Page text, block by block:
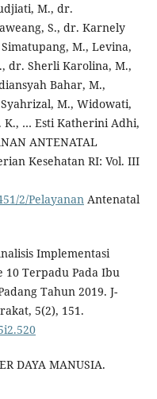
M., dr.
S., dr. Karnely
M., Levina,
dr. Sherli Karolina, M.,
Bahar, M.,
M., Widowati,
K., … Esti Katherini Adhi,
ANTENATAL
Kesehatan RI: Vol. III
2/PelayananAntenatal
Implementasi
10 Terpadu Pada Ibu
Tahun 2019. J-
5(2), 151.
DAYA MANUSIA.